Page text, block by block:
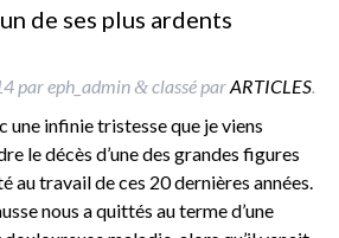
de ses plus ardents
pareph_admin &classé parARTICLES.
une infinie tristesse que je viens
le décès d’une des grandes figures
au travail de ces 20 dernières années.
nous a quittés au terme d’une